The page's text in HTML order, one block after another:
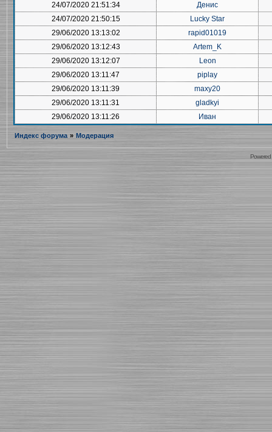
24/07/2020 21:51:34
Денис
24/07/2020 21:50:15
Lucky Star
29/06/2020 13:13:02
rapid01019
29/06/2020 13:12:43
Artem_K
29/06/2020 13:12:07
Leon
29/06/2020 13:11:47
piplay
29/06/2020 13:11:39
maxy20
29/06/2020 13:11:31
gladkyi
29/06/2020 13:11:26
Иван
Индекс форума » Модерация